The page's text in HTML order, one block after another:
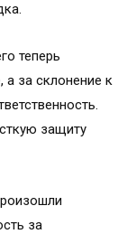
теперь
за склонение к
защиту
за